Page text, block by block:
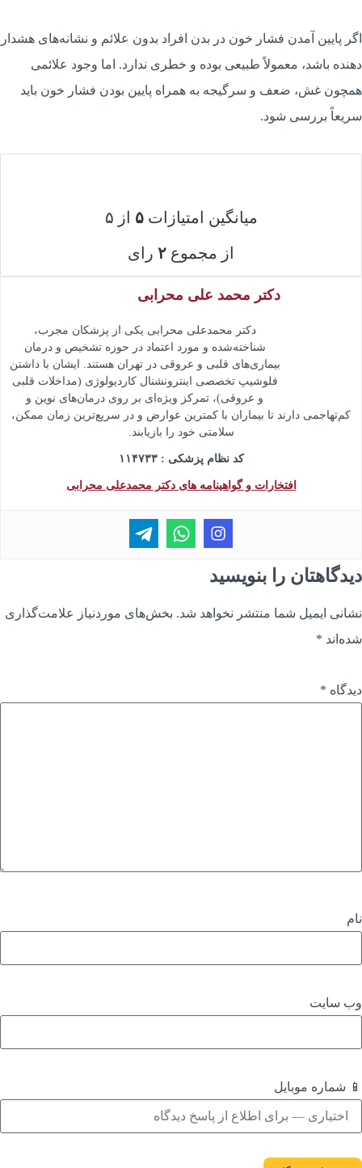
پایین آمدن فشار خون در بدن افراد بدون علائم و نشانه‌های هشدار
باشد، معمولاً طبیعی بوده و خطری ندارد. اما وجود علائمی
غش، ضعف و سرگیجه به همراه پایین بودن فشار خون باید
بررسی شود.
میانگین امتیازات ۵
از ۵
از مجموع ۲ رای
دکتر محمد علی محرابی
دکتر محمدعلی محرابی یکی از پزشکان مجرب،
شناخته‌شده و مورد اعتماد در حوزه تشخیص و درمان
بیماری‌های قلبی و عروقی در تهران هستند. ایشان با داشتن
فلوشیپ تخصصی اینترونشنال کاردیولوژی (مداخلات قلبی
و عروقی)، تمرکز ویژه‌ای بر روی درمان‌های نوین و
کم‌تهاجمی دارند تا بیماران با کمترین عوارض و در سریع‌ترین زمان ممکن،
سلامتی خود را بازیابند.
کد نظام پزشکی : ۱۱۴۷۳۳
افتخارات و گواهینامه های دکتر محمدعلی محرابی
را بنویسید
ایمیل شما منتشر نخواهد شد. بخش‌های موردنیاز علامت‌گذاری
*
*
سایت
شماره موبایل